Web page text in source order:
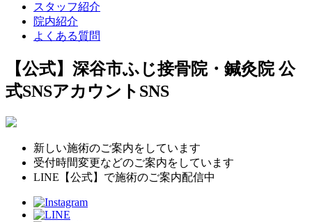
スタッフ紹介
院内紹介
よくある質問
【公式】深谷市ふじ接骨院・鍼灸院 公
式SNSアカウント SNS
新しい施術のご案内をしています
受付時間変更などのご案内をしています
LINE【公式】で施術のご案内配信中